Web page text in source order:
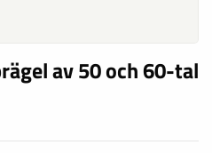
av 50 och 60-tal